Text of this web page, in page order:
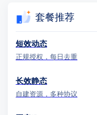
套餐推荐
短效动态
正规授权，每日去重
长效静态
自建资源，多种协议